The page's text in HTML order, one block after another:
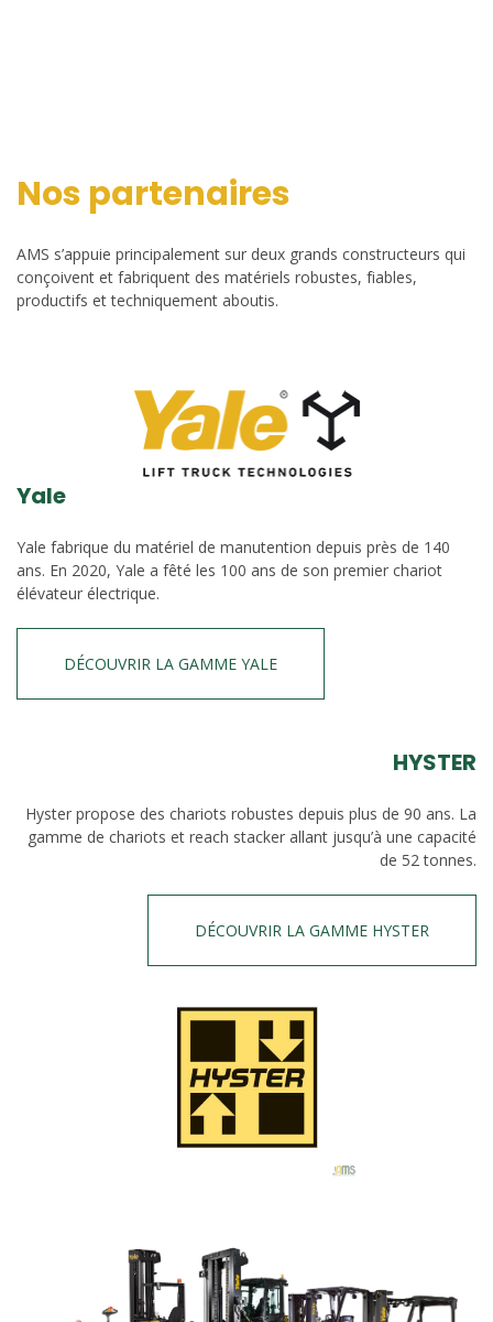
Nos partenaires
AMS s’appuie principalement sur deux grands constructeurs qui
conçoivent et fabriquent des matériels robustes, fiables,
productifs et techniquement aboutis.
Yale
Yale fabrique du matériel de manutention depuis près de 140
ans. En 2020, Yale a fêté les 100 ans de son premier chariot
élévateur électrique.
DÉCOUVRIR LA GAMME YALE
HYSTER
Hyster propose des chariots robustes depuis plus de 90 ans. La
gamme de chariots et reach stacker allant jusqu’à une capacité
de 52 tonnes.
DÉCOUVRIR LA GAMME HYSTER